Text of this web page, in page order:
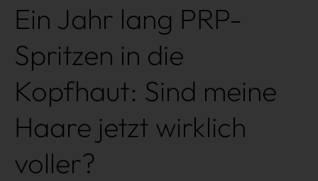
Ein Jahr lang PRP-
Spritzen in die
Kopfhaut: Sind meine
Haare jetzt wirklich
voller?